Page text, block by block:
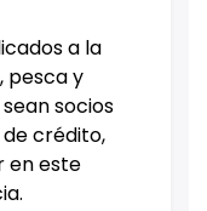
a la
pesca y
socios
crédito,
en este